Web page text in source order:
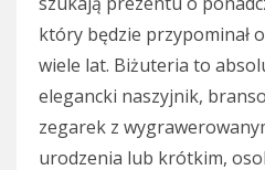
który będzie przypominał
wiele lat. Biżuteria to
elegancki naszyjnik,
zegarek z
urodzenia lub krótkim,